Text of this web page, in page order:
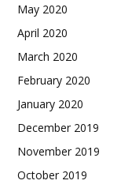
May 2020
April 2020
March 2020
February 2020
January 2020
December 2019
November 2019
October 2019